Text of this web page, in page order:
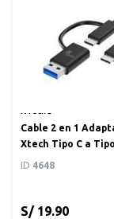
Cable 2 en 1
Xtech Tipo C a
Dongle USB-A
ID 4648
S/ 19.90